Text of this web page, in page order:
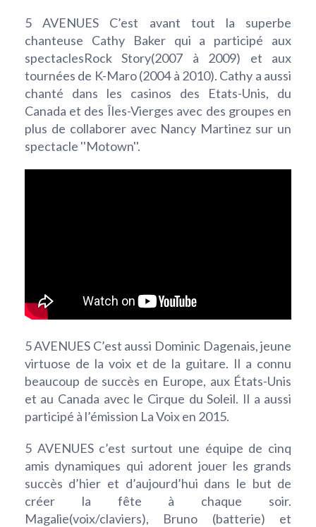
5 AVENUES C’est avant tout la superbe
chanteuse Cathy Baker qui a participé aux
spectaclesRock Story(2007 à 2009) et aux
tournées de K-Maro (2004 à 2010). Cathy a aussi
chanté dans les casinos des Etats-Unis, du
Canada et des Îles-Vierges avec des groupes en
plus de collaborer avec Nancy Martinez sur un
spectacle ''Motown''.
5 AVENUES C’est aussi Dominic Dagenais, jeune
virtuose de la voix et de la guitare. Il a connu
beaucoup de succès en Europe, aux États-Unis
et au Canada avec le Cirque du Soleil. Il a aussi
participé à l’émission La Voix en 2015.
5 AVENUES c’est surtout une équipe de cinq
amis dynamiques qui adorent jouer les grands
succès d’hier et d’aujourd’hui dans le but de
créer la fête à chaque soir.
Magalie(voix/claviers), Bruno (batterie) et